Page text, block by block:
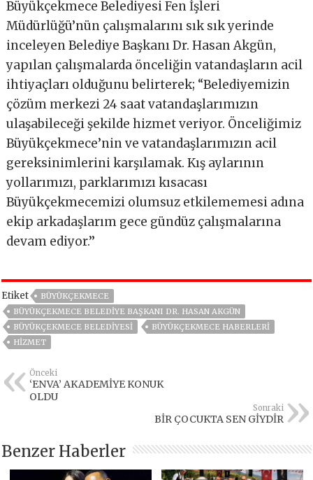
Büyükçekmece Belediyesi Fen İşleri
Müdürlüğü’nün çalışmalarını sık sık yerinde
inceleyen Belediye Başkanı Dr. Hasan Akgün,
yapılan çalışmalarda önceliğin vatandaşların acil
ihtiyaçları olduğunu belirterek; “Belediyemizin
çözüm merkezi 24 saat vatandaşlarımızın
ulaşabileceği şekilde hizmet veriyor. Önceliğimiz
Büyükçekmece’nin ve vatandaşlarımızın acil
gereksinimlerini karşılamak. Kış aylarının
yollarımızı, parklarımızı kısacası
Büyükçekmecemizi olumsuz etkilememesi adına
ekip arkadaşlarım gece gündüz çalışmalarına
devam ediyor.’’
Etiket
BÜYÜKÇEKMECE
BÜYÜKÇEKMECE BELEDIYE BAŞKANI DR. HASAN AKGÜN
BÜYÜKÇEKMECE BELEDIYESI
BÜYÜKÇEKMECE HABERLERI
HİZMET
Önceki
‘ENVA’ AKADEMİYE KONUK
OLDU
Sonraki
BİR ÇOCUKTA SEN GİYDİR
Benzer Haberler